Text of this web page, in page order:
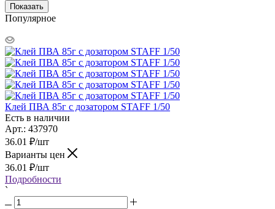
Показать
Популярное
Клей ПВА 85г с дозатором STAFF 1/50
Есть в наличии
Арт.: 437970
36.01 ₽/шт
Варианты цен
36.01 ₽/шт
Подробности
`